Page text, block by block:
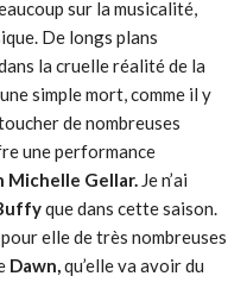
sur la musicalité,
De longs plans
la cruelle réalité de la
simple mort, comme il y
de nombreuses
une performance
Michelle Gellar. Je n’ai
que dans cette saison.
elle de très nombreuses
Dawn,qu’elle va avoir du